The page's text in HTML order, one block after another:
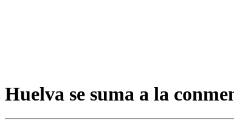
Huelva se suma a la